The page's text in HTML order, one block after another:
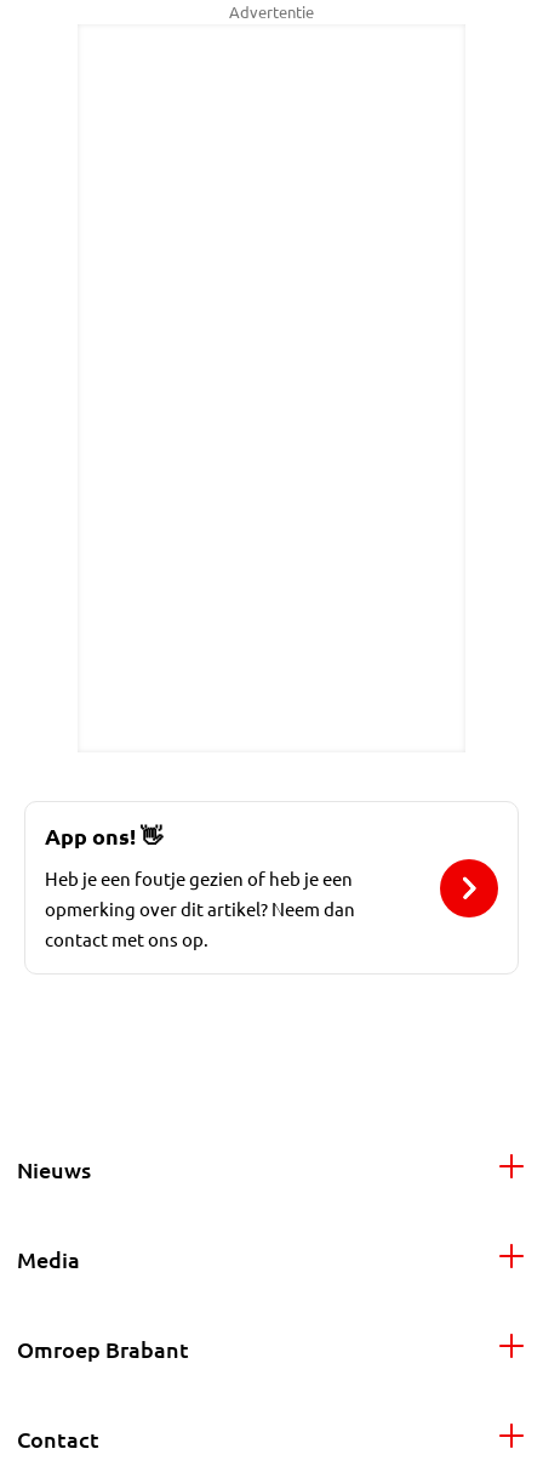
Advertentie
App ons!👋
Heb je een foutje gezien of heb je een
opmerking over dit artikel? Neem dan
contact met ons op.
Nieuws
Media
Omroep Brabant
Contact